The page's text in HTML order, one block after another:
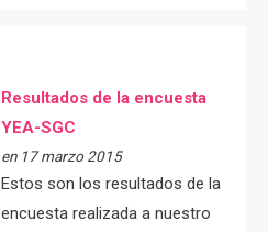
Resultados de la encuesta
YEA-SGC
en 17 marzo 2015
Estos son los resultados de la
encuesta realizada a nuestro